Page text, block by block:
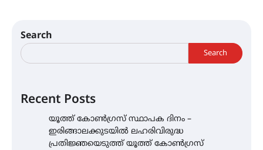
Search
Search
Recent Posts
യൂത്ത് കോൺഗ്രസ്‌ സ്ഥാപക ദിനം –
ഇരിങ്ങാലക്കുടയിൽ ലഹരിവിരുദ്ധ
പ്രതിജ്ഞയെടുത്ത് യൂത്ത് കോൺഗ്രസ്